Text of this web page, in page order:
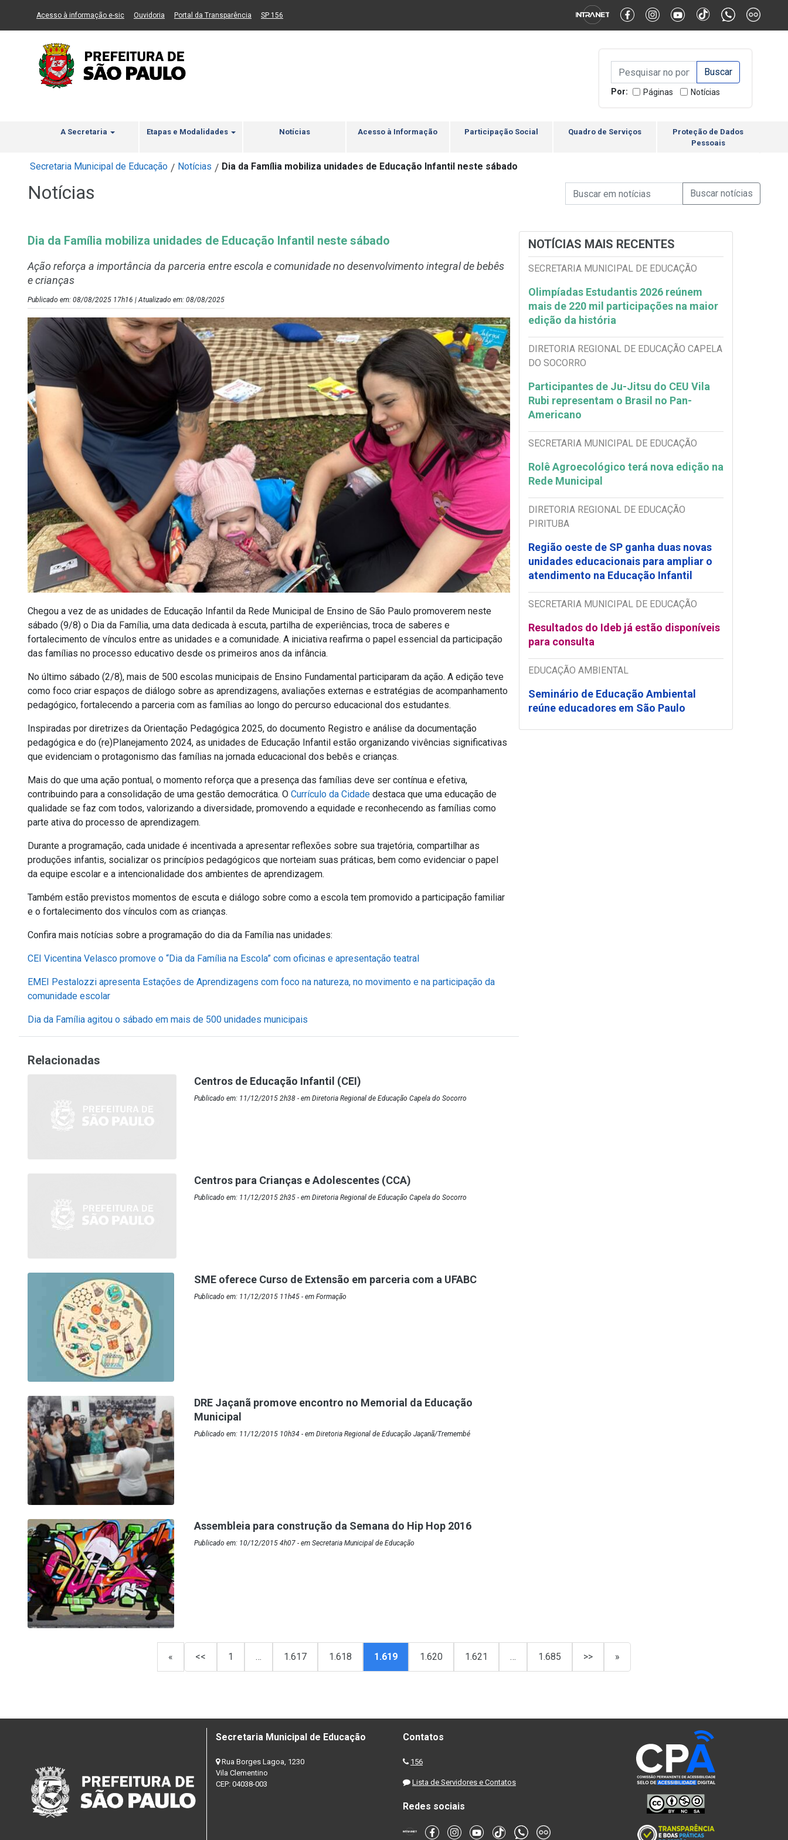
Ir ao Conteúdo Ir para menu principal 2 Ir para busca Ir para rodapé Alternar Alto Contraste Alternar Tamanho da Fonte
Acesso à informação e-sic(Link para um novo sítio)
Ouvidoria (Link para um novo sítio)
Portal da Transparência (Link para um novo sítio)
SP 156
Campo de Busca de
Campo de Busca de informaçõesEnviar a Busca
Por: Páginas Notícias
A Secretaria Etapas e Modalidades Notícias Acesso à Informação Participação Social Quadro de Serviços
Proteção de Dados
Pessoais
Secretaria Municipal de Educação / Notícias / Dia da Família mobiliza unidades de Educação Infantil neste sábado
Notícias Campo de Busca de Notícias
Campo de Busca de informaçõesEnviar a Busca de
Dia da Família mobiliza unidades de Educação Infantil neste sábado
Ação reforça a importância da parceria entre escola e comunidade no desenvolvimento integral de bebês
e crianças
Publicado em: 08/08/2025 17h16 | Atualizado em: 08/08/2025
Chegou a vez de as unidades de Educação Infantil da Rede Municipal de Ensino de São Paulo promoverem neste
sábado (9/8) o Dia da Família, uma data dedicada à escuta, partilha de experiências, troca de saberes e
fortalecimento de vínculos entre as unidades e a comunidade. A iniciativa reafirma o papel essencial da participação
das famílias no processo educativo desde os primeiros anos da infância.
No último sábado (2/8), mais de 500 escolas municipais de Ensino Fundamental participaram da ação. A edição teve
como foco criar espaços de diálogo sobre as aprendizagens, avaliações externas e estratégias de acompanhamento
pedagógico, fortalecendo a parceria com as famílias ao longo do percurso educacional dos estudantes.
Inspiradas por diretrizes da Orientação Pedagógica 2025, do documento Registro e análise da documentação
pedagógica e do (re)Planejamento 2024, as unidades de Educação Infantil estão organizando vivências significativas
que evidenciam o protagonismo das famílias na jornada educacional dos bebês e crianças.
Mais do que uma ação pontual, o momento reforça que a presença das famílias deve ser contínua e efetiva,
contribuindo para a consolidação de uma gestão democrática. O Currículo da Cidade destaca que uma educação de
qualidade se faz com todos, valorizando a diversidade, promovendo a equidade e reconhecendo as famílias como
parte ativa do processo de aprendizagem.
Durante a programação, cada unidade é incentivada a apresentar reflexões sobre sua trajetória, compartilhar as
produções infantis, socializar os princípios pedagógicos que norteiam suas práticas, bem como evidenciar o papel
da equipe escolar e a intencionalidade dos ambientes de aprendizagem.
Também estão previstos momentos de escuta e diálogo sobre como a escola tem promovido a participação familiar
e o fortalecimento dos vínculos com as crianças.
Confira mais notícias sobre a programação do dia da Família nas unidades:
CEI Vicentina Velasco promove o “Dia da Família na Escola” com oficinas e apresentação teatral
EMEI Pestalozzi apresenta Estações de Aprendizagens com foco na natureza, no movimento e na participação da
comunidade escolar
Dia da Família agitou o sábado em mais de 500 unidades municipais
NOTÍCIAS MAIS RECENTES
SECRETARIA MUNICIPAL DE EDUCAÇÃO
Olimpíadas Estudantis 2026 reúnem
mais de 220 mil participações na maior
edição da história
DIRETORIA REGIONAL DE EDUCAÇÃO CAPELA
DO SOCORRO
Participantes de Ju-Jitsu do CEU Vila
Rubi representam o Brasil no Pan-
Americano
SECRETARIA MUNICIPAL DE EDUCAÇÃO
Rolê Agroecológico terá nova edição na
Rede Municipal
DIRETORIA REGIONAL DE EDUCAÇÃO
PIRITUBA
Região oeste de SP ganha duas novas
unidades educacionais para ampliar o
atendimento na Educação Infantil
SECRETARIA MUNICIPAL DE EDUCAÇÃO
Resultados do Ideb já estão disponíveis
para consulta
EDUCAÇÃO AMBIENTAL
Seminário de Educação Ambiental
reúne educadores em São Paulo
Relacionadas
Centros de Educação Infantil (CEI)
Publicado em: 11/12/2015 2h38 - em Diretoria Regional de Educação Capela do Socorro
Centros para Crianças e Adolescentes (CCA)
Publicado em: 11/12/2015 2h35 - em Diretoria Regional de Educação Capela do Socorro
SME oferece Curso de Extensão em parceria com a UFABC
Publicado em: 11/12/2015 11h45 - em Formação
DRE Jaçanã promove encontro no Memorial da Educação
Municipal
Publicado em: 11/12/2015 10h34 - em Diretoria Regional de Educação Jaçanã/Tremembé
Assembleia para construção da Semana do Hip Hop 2016
Publicado em: 10/12/2015 4h07 - em Secretaria Municipal de Educação
« << 1 … 1.617 1.618 1.619 1.620 1.621 … 1.685 >> »
Secretaria Municipal de Educação
Rua Borges Lagoa, 1230
Vila Clementino
CEP: 04038-003
Contatos
156
Lista de Servidores e Contatos
Redes sociais